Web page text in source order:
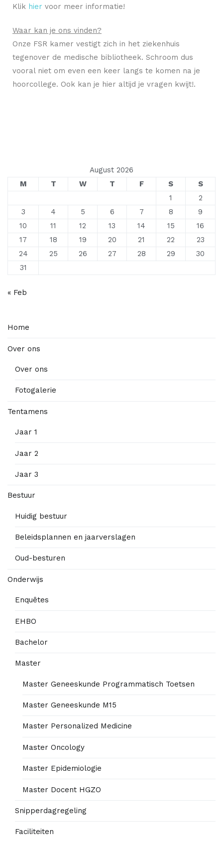
Klik hier voor meer informatie!
Waar kan je ons vinden?
Onze FSR kamer vestigt zich in het ziekenhuis
tegenover de medische bibliotheek. Schroom dus
vooral niet om even een keer langs te komen na je
hoorcollege. Ook kan je hier altijd je vragen kwijt!.
August 2026
M
T W T F S
S
1
2
3
4 5 6 7 8
9
10
11 12 13 14 15
16
17
18 19 20 21 22
23
24
25 26 27 28 29
30
31
« Feb
Home
Over ons
Over ons
Fotogalerie
Tentamens
Jaar 1
Jaar 2
Jaar 3
Bestuur
Huidig bestuur
Beleidsplannen en jaarverslagen
Oud-besturen
Onderwijs
Enquêtes
EHBO
Bachelor
Master
Master Geneeskunde Programmatisch Toetsen
Master Geneeskunde M15
Master Personalized Medicine
Master Oncology
Master Epidemiologie
Master Docent HGZO
Snipperdagregeling
Faciliteiten